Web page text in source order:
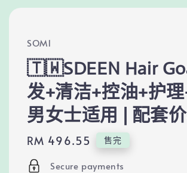
SOM1
🇹🇼SDEEN Hair
发+清洁+控油+护理
男女士适用 | 配套
Regular
price
RM 496.55 售完
Secure payments